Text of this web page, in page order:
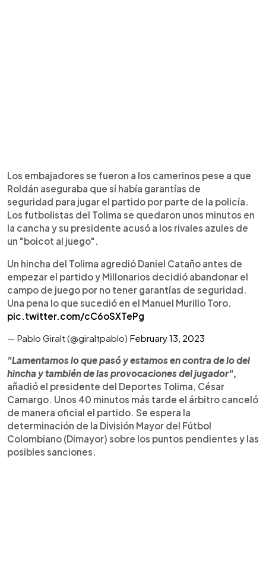
Los embajadores se fueron a los camerinos pese a que
Roldán aseguraba que sí había garantías de
seguridad para jugar el partido por parte de la policía.
Los futbolistas del Tolima se quedaron unos minutos en
la cancha y su presidente acusó a los rivales azules de
un "boicot al juego".
Un hincha del Tolima agredió Daniel Cataño antes de
empezar el partido y Millonarios decidió abandonar el
campo de juego por no tener garantías de seguridad.
Una pena lo que sucedió en el Manuel Murillo Toro.
pic.twitter.com/cC6oSXTePg
— Pablo Giralt (@giraltpablo) February 13, 2023
"Lamentamos lo que pasó y estamos en contra de lo del
hincha y también de las provocaciones del jugador",
añadió el presidente del Deportes Tolima, César
Camargo. Unos 40 minutos más tarde el árbitro canceló
de manera oficial el partido. Se espera la
determinación de la División Mayor del Fútbol
Colombiano (Dimayor) sobre los puntos pendientes y las
posibles sanciones.